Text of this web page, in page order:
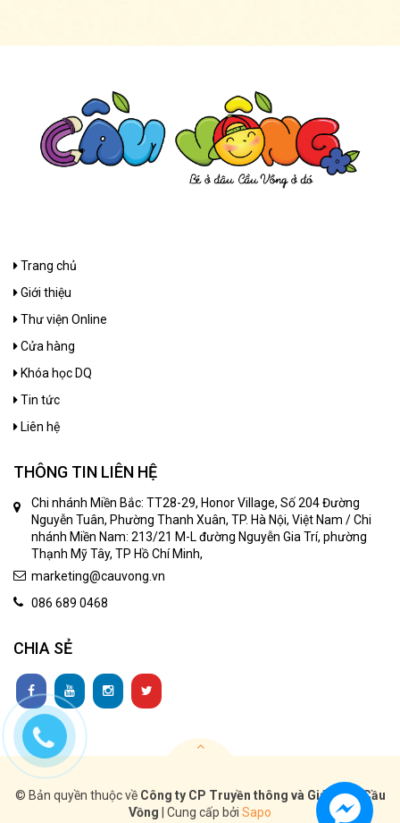
Trang chủ
Giới thiệu
Thư viện Online
Cửa hàng
Khóa học DQ
Tin tức
Liên hệ
THÔNG TIN LIÊN HỆ
Chi nhánh Miền Bắc: TT28-29, Honor Village, Số 204 Đường
Nguyễn Tuân, Phường Thanh Xuân, TP. Hà Nội, Việt Nam / Chi
nhánh Miền Nam: 213/21 M-L đường Nguyễn Gia Trí, phường
Thạnh Mỹ Tây, TP Hồ Chí Minh,
marketing@cauvong.vn
086 689 0468
CHIA SẺ
© Bản quyền thuộc về Công ty CP Truyền thông và Giáo dục Cầu
Vồng
Cung cấp bởi Sapo